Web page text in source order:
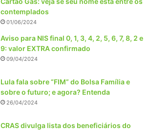
contemplados
01/06/2024
Aviso para NIS final 0, 1, 3, 4, 2, 5, 6, 7, 8, 2 e
9: valor EXTRA confirmado
09/04/2024
Lula fala sobre “FIM” do Bolsa Família e
sobre o futuro; e agora? Entenda
26/04/2024
CRAS divulga lista dos beneficiários do